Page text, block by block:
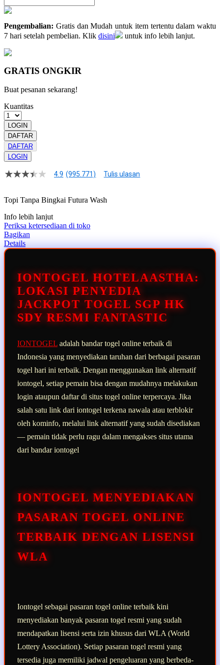
Pengembalian: Gratis dan Mudah untuk item tertentu dalam waktu
7 hari setelah pembelian. Klik disini untuk info lebih lanjut.
GRATIS ONGKIR
Buat pesanan sekarang!
Kuantitas
LOGIN
DAFTAR
DAFTAR
LOGIN
4.9
bintang,
rating
rata-
rata.
Read
13
halaman
yang
sama.
4.9 (995.771) Tulis ulasan
Topi Tanpa Bingkai Futura Wash
Info lebih lanjut
Periksa ketersediaan di toko
Bagikan
Details
IONTOGEL HOTELAASTHA:
LOKASI PENYEDIA
JACKPOT TOGEL SGP HK
SDY RESMI FANTASTIC
IONTOGEL adalah bandar togel online terbaik di
Indonesia yang menyediakan taruhan dari berbagai pasaran
togel hari ini terbaik. Dengan menggunakan link alternatif
iontogel, setiap pemain bisa dengan mudahnya melakukan
login ataupun daftar di situs togel online terpercaya. Jika
salah satu link dari iontogel terkena nawala atau terblokir
oleh kominfo, melalui link alternatif yang sudah disediakan
— pemain tidak perlu ragu dalam mengakses situs utama
dari bandar iontogel
IONTOGEL MENYEDIAKAN
PASARAN TOGEL ONLINE
TERBAIK DENGAN LISENSI
WLA
Iontogel sebagai pasaran togel online terbaik kini
menyediakan banyak pasaran togel resmi yang sudah
mendapatkan lisensi serta izin khusus dari WLA (World
Lottery Association). Setiap pasaran togel resmi yang
tersedia juga memiliki jadwal pengeluaran yang berbeda-